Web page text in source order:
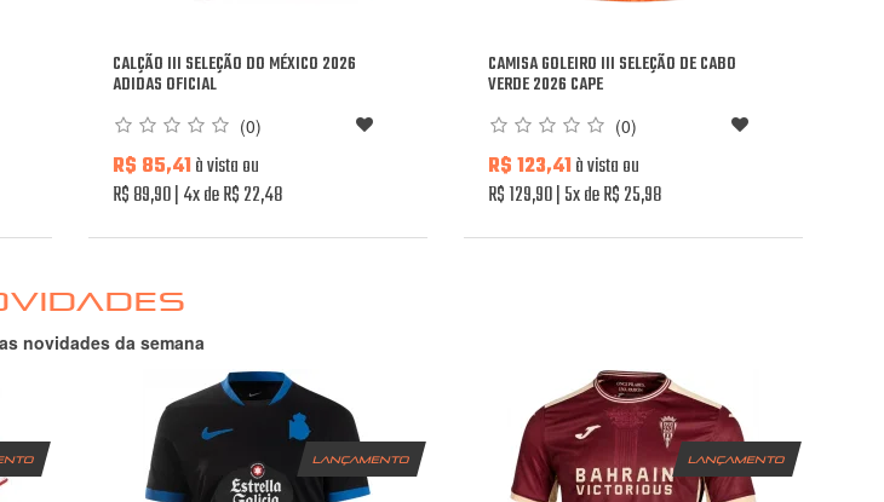
CALÇÃO III SELEÇÃO DO MÉXICO 2026
ADIDAS OFICIAL
(0)
R$ 85,41à vista ou
R$ 89,90 4x de R$ 22,48
CAMISA GOLEIRO III SELEÇÃO DE CABO
VERDE 2026 CAPE
(0)
R$ 123,41à vista ou
R$ 129,90 5x de R$ 25,98
novidades da semana
lançamento lançamento